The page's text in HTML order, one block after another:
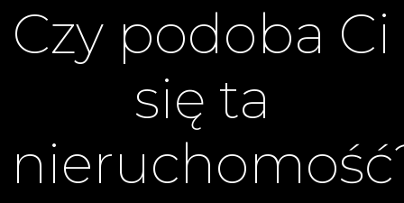
Czy podoba Ci
się ta